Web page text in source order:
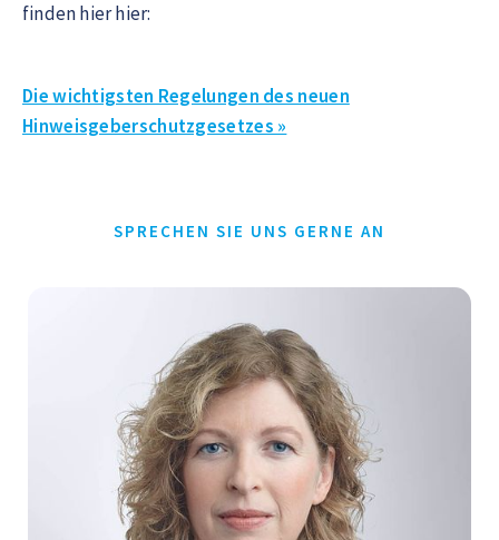
finden hier hier:
Die wichtigsten Regelungen des neuen
Hinweisgeberschutzgesetzes »
SPRECHEN SIE UNS GERNE AN